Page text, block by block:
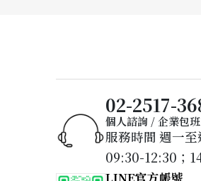
02-2517-
個人諮詢 / 企業包
服務時間 週一至
09:30-12:30；